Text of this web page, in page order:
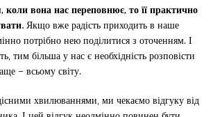
коли вона нас переповнює, то її практично
Якщо вже радість приходить в наше
потрібно нею поділитися з оточенням. І
тим більша у нас є необхідність розповісти
– всьому світу.
хвилюваннями, ми чекаємо відгуку від